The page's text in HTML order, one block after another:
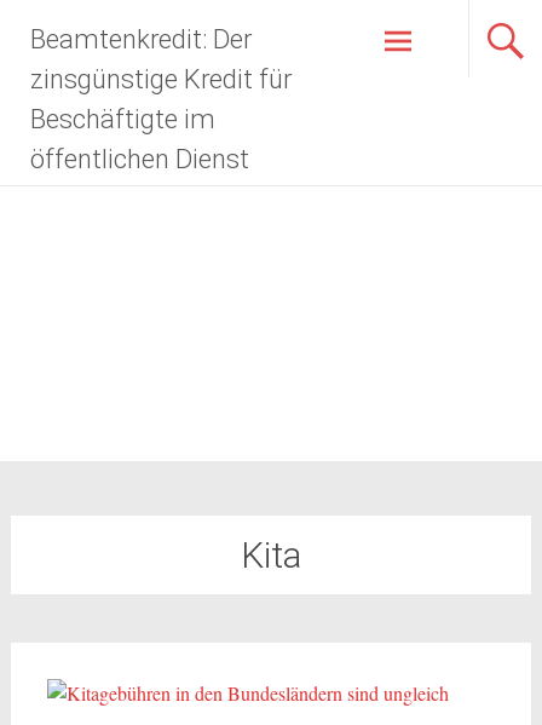
Inhalt
springen
Beamtenkredit: Der
zinsgünstige Kredit für
Beschäftigte im
öffentlichen Dienst
Kita